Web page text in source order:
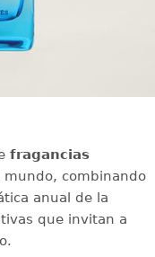
fragancias
mundo, combinando
anual de la
que invitan a